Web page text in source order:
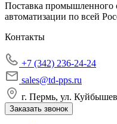
Поставка промышленного
автоматизации по всей
Контакты
+7 (342) 236-24-24
sales@td-pps.ru
г. Пермь, ул.
Заказать звонок